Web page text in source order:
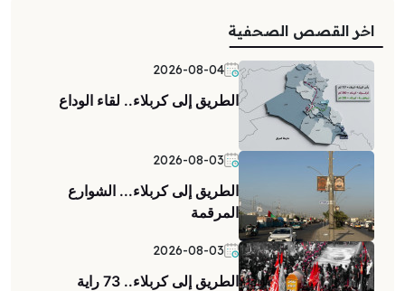
اخر القصص الصحفية
2026-08-04
الطريق إلى كربلاء.. لقاء الوداع
2026-08-03
الطريق إلى كربلاء... الشوارع
المرقمة
2026-08-03
الطريق إلى كربلاء.. 73 راية